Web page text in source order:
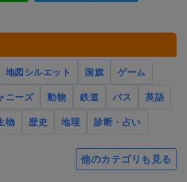
地図シルエット 国旗
ゲーム
ニーズ 動物 鉄道 バス
英語
物 歴史 地理 診断・占い
他のカテゴリも見る